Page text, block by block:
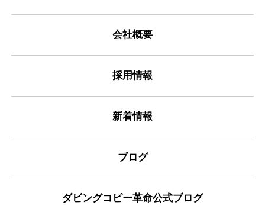
会社概要
採用情報
新着情報
ブログ
ダビングコピー革命公式ブログ